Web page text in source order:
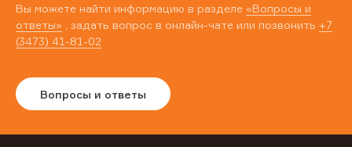
Вы можете найти информацию в разделе «Вопросы и
ответы» , задать вопрос в онлайн-чате или позвонить +7
(3473) 41-81-02
Вопросы и ответы